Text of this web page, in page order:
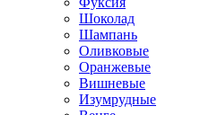
Шоколад
Шампань
Оливковые
Оранжевые
Вишневые
Изумрудные